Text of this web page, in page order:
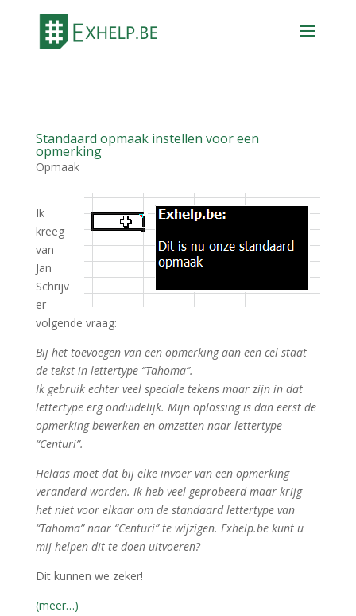
Standaard opmaak instellen voor een
opmerking
Opmaak
Ik
kreeg
van
Jan
Schrijv
er
volgende vraag:
Bij het toevoegen van een opmerking aan een cel staat
de tekst in lettertype “Tahoma”.
Ik gebruik echter veel speciale tekens maar zijn in dat
lettertype erg onduidelijk. Mijn oplossing is dan eerst de
opmerking bewerken en omzetten naar lettertype
“Centuri”.
Helaas moet dat bij elke invoer van een opmerking
veranderd worden. Ik heb veel geprobeerd maar krijg
het niet voor elkaar om de standaard lettertype van
“Tahoma” naar “Centuri” te wijzigen. Exhelp.be kunt u
mij helpen dit te doen uitvoeren?
Dit kunnen we zeker!
(meer…)